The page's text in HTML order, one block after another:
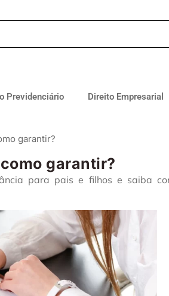
Previdenciário Direito Empresarial
garantir?
garantir?
para pais e filhos e saiba